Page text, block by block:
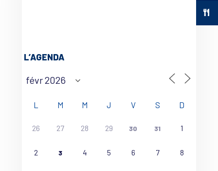
L’AGENDA
L M M J V S D
26 27 28 29 30 31 1
2 3 4 5 6 7 8